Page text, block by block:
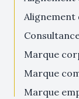
marque
marque
marque